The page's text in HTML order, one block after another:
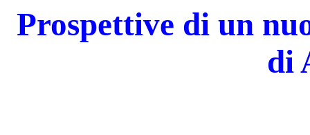
Prospettive di un
di